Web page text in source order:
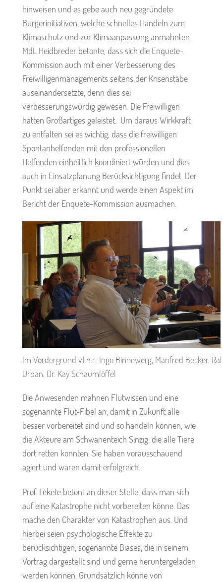
hinweisen und es gebe auch neu gegründete
Bürgerinitiativen, welche schnelles Handeln zum
Klimaschutz und zur Klimaanpassung anmahnten.
MdL Heidbreder betonte, dass sich die Enquete-
Kommission auch mit einer Verbesserung des
Freiwilligenmanagements seitens der Krisenstäbe
auseinandersetzte, denn dies sei
verbesserungswürdig gewesen. Die Freiwilligen
hätten Großartiges geleistet. Um daraus Wirkkraft
zu entfalten sei es wichtig, dass die freiwilligen
Spontanhelfenden mit den professionellen
Helfenden einheitlich koordiniert würden und dies
auch in Einsatzplanung Berücksichtigung findet. Der
Punkt sei aber erkannt und werde einen Aspekt im
Bericht der Enquete-Kommission ausmachen.
Im Vordergrund v.l.n.r: Ingo Binnewerg, Manfred Becker,
Urban, Dr. Kay Schaumlöffel
Die Anwesenden mahnen Flutwissen und eine
sogenannte Flut-Fibel an, damit in Zukunft alle
besser vorbereitet sind und so handeln können, wie
die Akteure am Schwanenteich Sinzig, die alle Tiere
dort retten konnten. Sie haben vorausschauend
agiert und waren damit erfolgreich.
Prof. Fekete betont an dieser Stelle, dass man sich
auf eine Katastrophe nicht vorbereiten könne. Das
mache den Charakter von Katastrophen aus. Und
hierbei seien psychologische Effekte zu
berücksichtigen, sogenannte Biases, die in seinem
Vortrag dargestellt sind und gerne heruntergeladen
werden können. Grundsätzlich könne von